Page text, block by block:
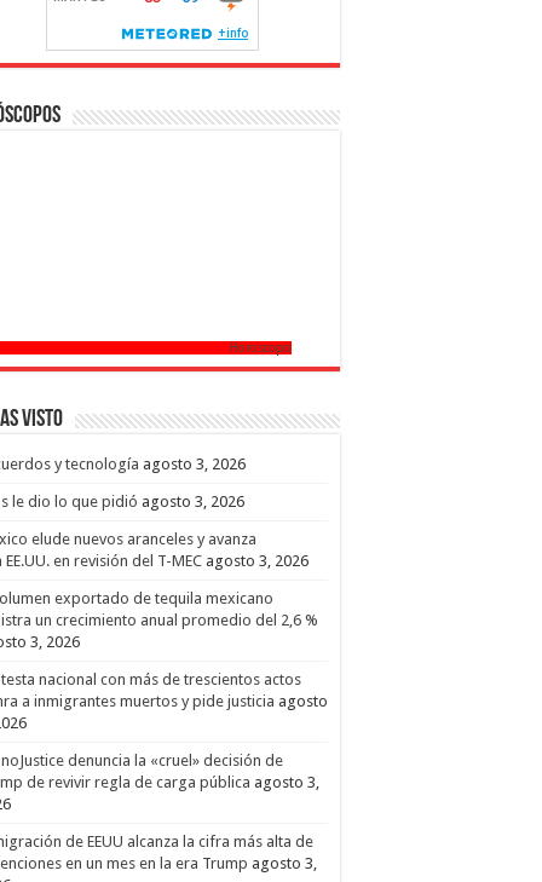
Horoscopo
Visto
y tecnología agosto 3, 2026
le dio lo que pidió agosto 3, 2026
elude nuevos aranceles y avanza
EE.UU. en revisión del T-MEC agosto 3, 2026
exportado de tequila mexicano
un crecimiento anual promedio del 2,6 %
3, 2026
nacional con más de trescientos actos
a inmigrantes muertos y pide justicia agosto
denuncia la «cruel» decisión de
de revivir regla de carga pública agosto 3,
de EEUU alcanza la cifra más alta de
en un mes en la era Trump agosto 3,